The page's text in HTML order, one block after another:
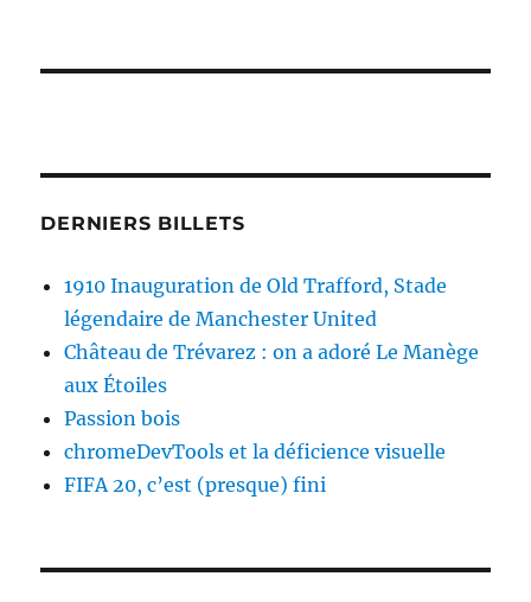
DERNIERS BILLETS
1910 Inauguration de Old Trafford, Stade
légendaire de Manchester United
Château de Trévarez : on a adoré Le Manège
aux Étoiles
Passion bois
chromeDevTools et la déficience visuelle
FIFA 20, c’est (presque) fini